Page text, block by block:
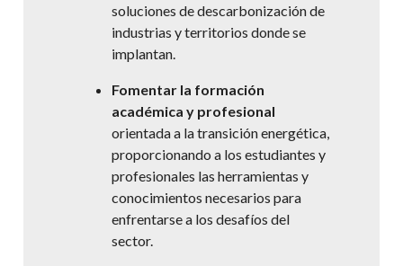
soluciones de descarbonización de
industrias y territorios donde se
implantan.
Fomentar la formación
académica y profesional
orientada a la transición energética,
proporcionando a los estudiantes y
profesionales las herramientas y
conocimientos necesarios para
enfrentarse a los desafíos del
sector.